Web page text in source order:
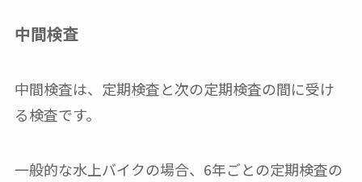
中間検査
中間検査は、定期検査と次の定期検査の間に受け
る検査です。
一般的な水上バイクの場合、6年ごとの定期検査の